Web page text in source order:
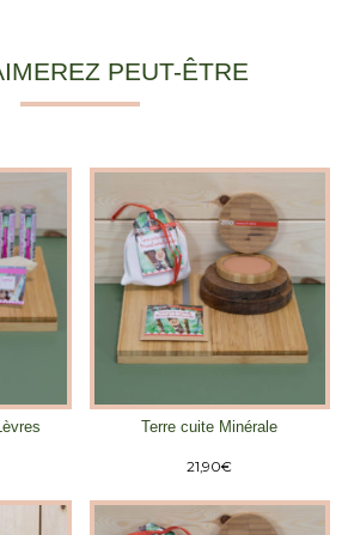
PEUT-ÊTRE
Terre cuite Minérale
21,90€